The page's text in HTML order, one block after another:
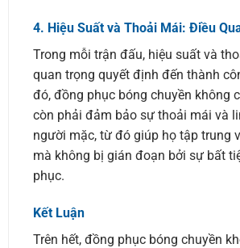
4. Hiệu Suất và Thoải Mái: Điều
Trong mỗi trận đấu, hiệu suất và
quan trọng quyết định đến thành
đó, đồng phục bóng chuyền không
còn phải đảm bảo sự thoải mái và
người mặc, từ đó giúp họ tập trung
mà không bị gián đoạn bởi sự bất
phục.
Kết Luận
Trên hết, đồng phục bóng chuyền